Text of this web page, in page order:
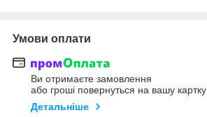
Умови оплати
Ви отримаєте замовлення
або гроші повернуться на вашу картку
Детальніше